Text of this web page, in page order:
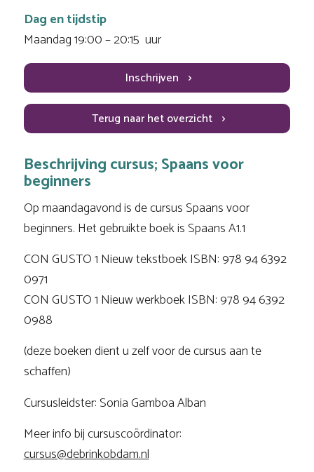
Dag en tijdstip
Maandag 19:00 – 20:15 uur
Inschrijven
Terug naar het overzicht
Beschrijving cursus; Spaans voor
beginners
Op maandagavond is de cursus Spaans voor
beginners. Het gebruikte boek is Spaans A1.1
CON GUSTO 1 Nieuw tekstboek ISBN: 978 94 6392
0971
CON GUSTO 1 Nieuw werkboek ISBN: 978 94 6392
0988
(deze boeken dient u zelf voor de cursus aan te
schaffen)
Cursusleidster: Sonia Gamboa Alban
Meer info bij cursuscoördinator:
cursus@debrinkobdam.nl